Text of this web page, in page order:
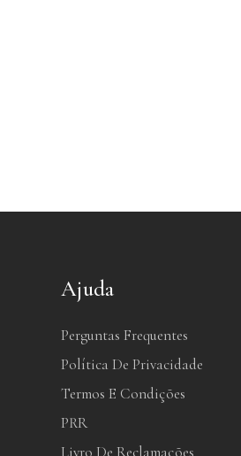
Ajuda
Perguntas Frequentes
Política De Privacidade
Termos E Condições
PRR
Livro De Reclamações